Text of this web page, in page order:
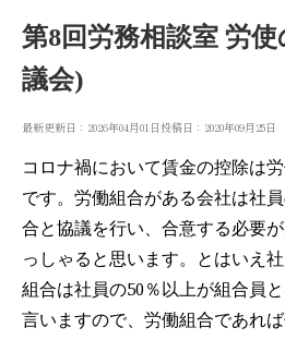
第8回労務相談室 労
議会)
最新更新日：2026年04月01日投稿日：2020年09月25日
コロナ禍において賃金の控除は
です。労働組合がある会社は社
合と協議を行い、合意する必要
っしゃると思います。とはいえ
組合は社員の50％以上が組合員
言いますので、労働組合であれ